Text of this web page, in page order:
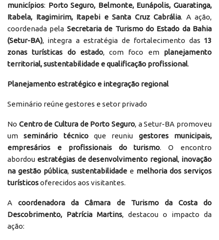
municípios: Porto Seguro, Belmonte, Eunápolis, Guaratinga,
Itabela, Itagimirim, Itapebi e Santa Cruz Cabrália. A ação,
coordenada pela Secretaria de Turismo do Estado da Bahia
(Setur-BA), integra a estratégia de fortalecimento das 13
zonas turísticas do estado, com foco em planejamento
territorial, sustentabilidade e qualificação profissional.
Planejamento estratégico e integração regional
Seminário reúne gestores e setor privado
No Centro de Cultura de Porto Seguro, a Setur-BA promoveu
umseminário técnicoque reuniu gestores municipais,
empresários e profissionais do turismo. O encontro
abordou estratégias de desenvolvimento regional, inovação
na gestão pública, sustentabilidade e melhoria dos serviços
turísticosoferecidos aos visitantes.
Acoordenadora da Câmara de Turismo da Costa do
Descobrimento, Patrícia Martins, destacou o impacto da
ação: